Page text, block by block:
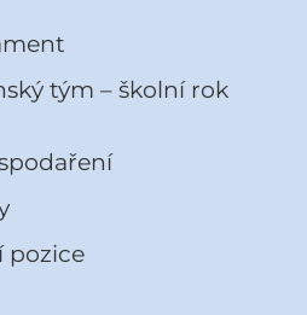
tým – školní rok
pozice